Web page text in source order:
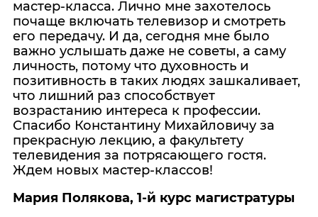
мастер-класса. Лично мне захотелось
почаще включать телевизор и смотреть
его передачу. И да, сегодня мне было
важно услышать даже не советы, а саму
личность, потому что духовность и
позитивность в таких людях зашкаливает,
что лишний раз способствует
возрастанию интереса к профессии.
Спасибо Константину Михайловичу за
прекрасную лекцию, а факультету
телевидения за потрясающего гостя.
Ждем новых мастер-классов!
Мария Полякова, 1-й курс магистратуры